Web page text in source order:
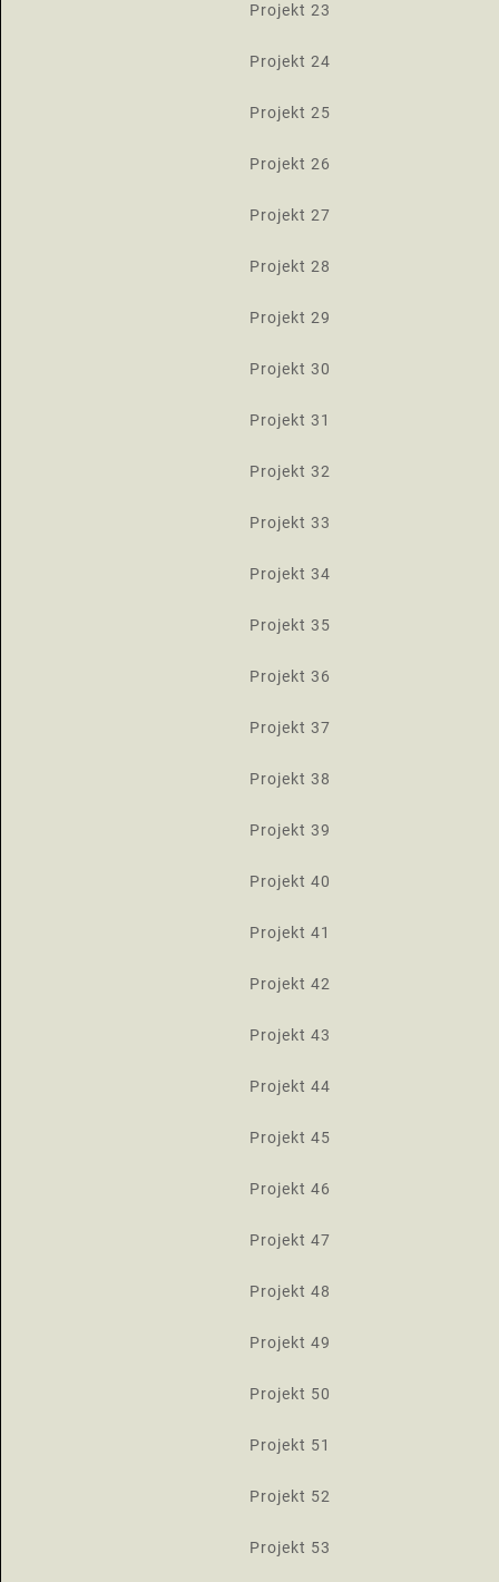
Projekt 23
Projekt 24
Projekt 25
Projekt 26
Projekt 27
Projekt 28
Projekt 29
Projekt 30
Projekt 31
Projekt 32
Projekt 33
Projekt 34
Projekt 35
Projekt 36
Projekt 37
Projekt 38
Projekt 39
Projekt 40
Projekt 41
Projekt 42
Projekt 43
Projekt 44
Projekt 45
Projekt 46
Projekt 47
Projekt 48
Projekt 49
Projekt 50
Projekt 51
Projekt 52
Projekt 53